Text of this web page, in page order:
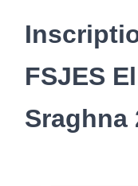
FSJES
Sraghna